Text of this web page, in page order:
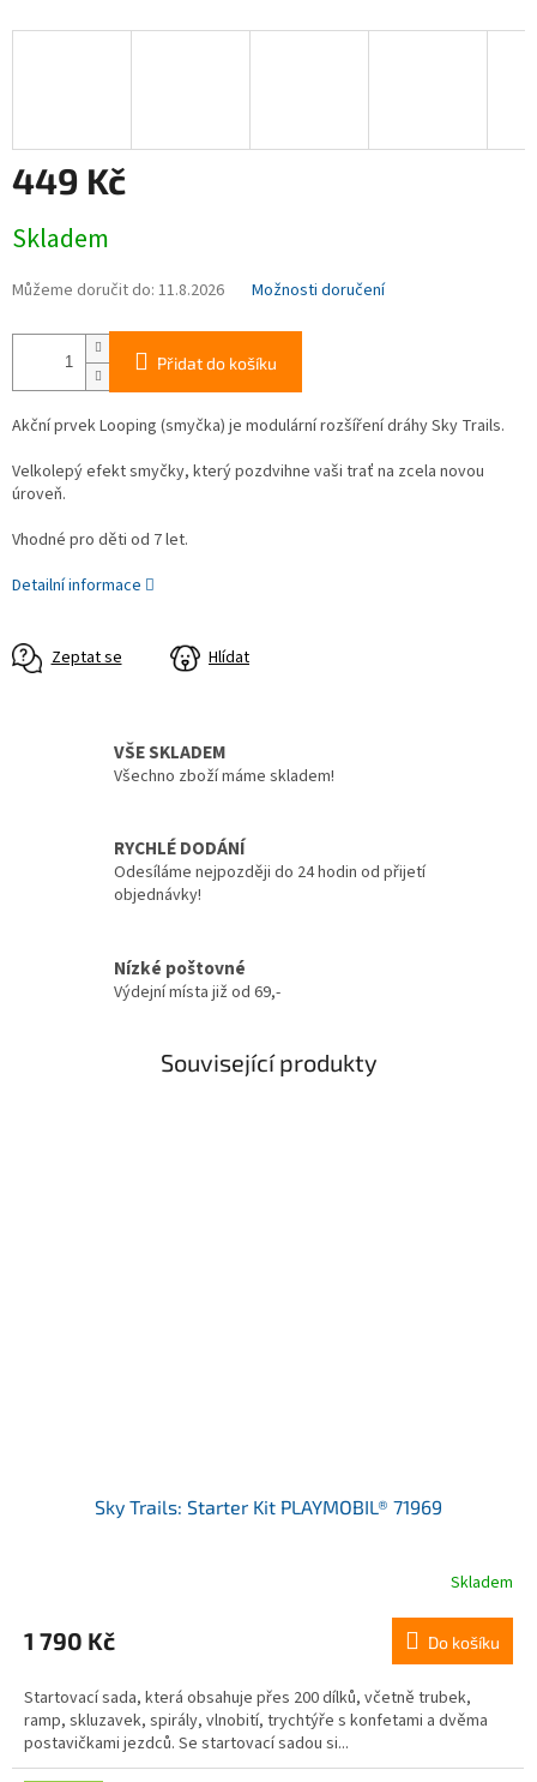
449 Kč
cena:
Skladem
Můžeme doručit do: 11.8.2026 Možnosti doručení
Přidat do košíku
Akční prvek Looping (smyčka) je modulární rozšíření dráhy Sky Trails.
Velkolepý efekt smyčky, který pozdvihne vaši trať na zcela novou
úroveň.
Vhodné pro děti od 7 let.
Detailní informace
Zeptat se Hlídat
VŠE SKLADEM
Všechno zboží máme skladem!
RYCHLÉ DODÁNÍ
Odesíláme nejpozději do 24 hodin od přijetí
objednávky!
Nízké poštovné
Výdejní místa již od 69,-
Související produkty
Sky Trails: Starter Kit PLAYMOBIL® 71969
Skladem
1 790 Kč Do košíku
Startovací sada, která obsahuje přes 200 dílků, včetně trubek,
ramp, skluzavek, spirály, vlnobití, trychtýře s konfetami a dvěma
postavičkami jezdců. Se startovací sadou si...